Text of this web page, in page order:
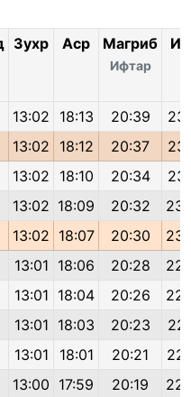
Зухр Аср Магриб
Ифтар
13:02 18:13 20:39
13:02 18:12 20:37
13:02 18:10 20:34
13:02 18:09 20:32
13:02 18:07 20:30
13:01 18:06 20:28
13:01 18:04 20:26
13:01 18:03 20:23
13:01 18:01 20:21
13:00 17:59 20:19